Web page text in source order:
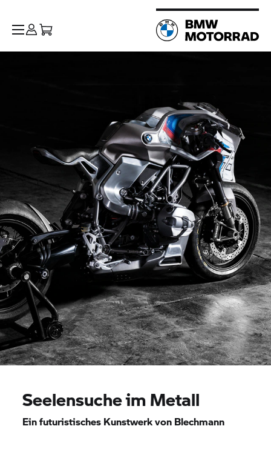
Seelensuche im Metall
Ein futuristisches Kunstwerk von Blechmann